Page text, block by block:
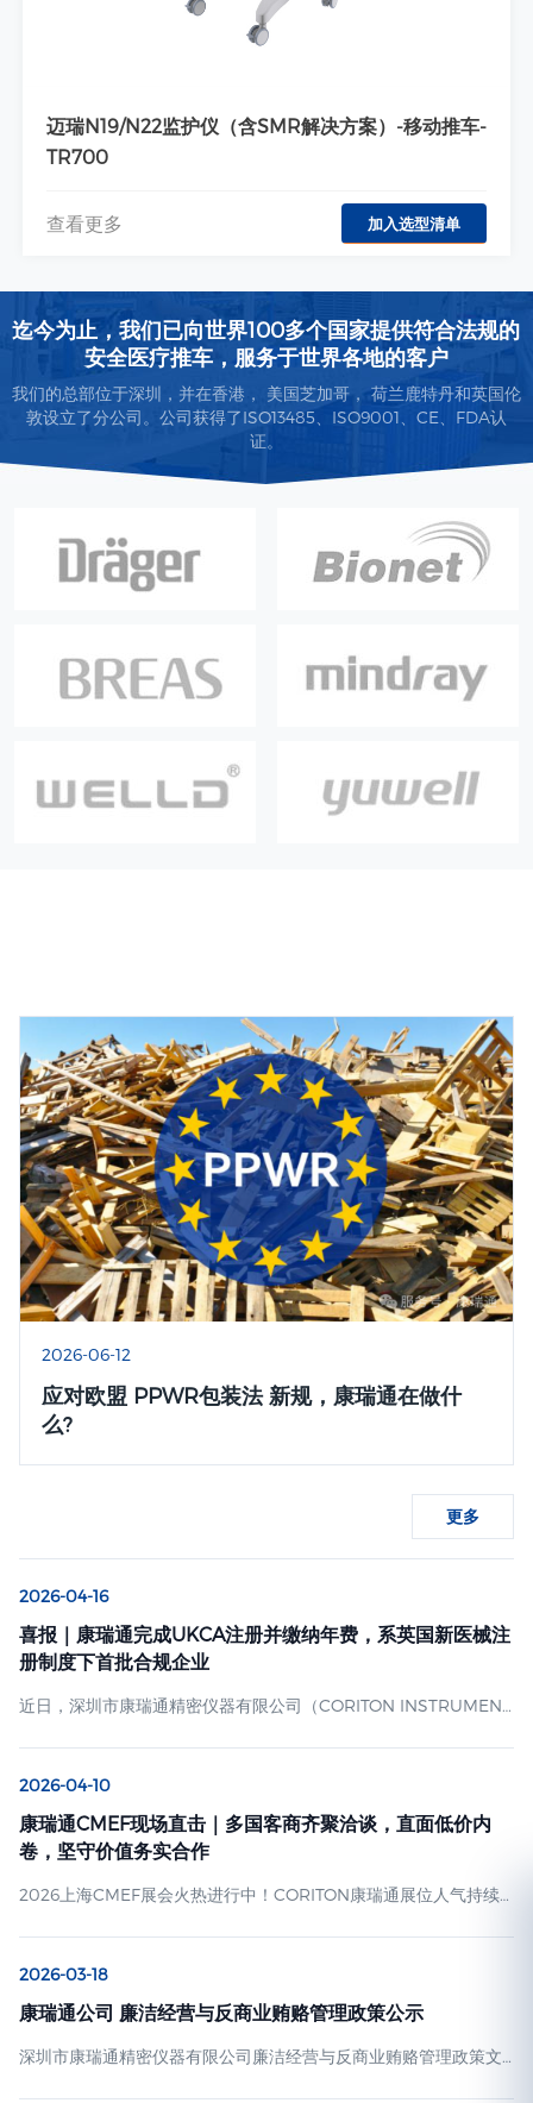
示教推车-双屏显示器/工作站推车-TR800-XX
查看更多 加入选型清单
迄今为止，我们已向世界100多个国家提供符合法规的
安全医疗推车，服务于世界各地的客户
我们的总部位于深圳，并在香港， 美国芝加哥， 荷兰鹿特丹和英国伦
敦设立了分公司。公司获得了ISO13485、ISO9001、CE、FDA认
证。
2026-06-12
应对欧盟 PPWR包装法 新规，康瑞通在做什
么?
更多
2026-04-16
喜报｜康瑞通完成UKCA注册并缴纳年费，系英国新医械注
册制度下首批合规企业
近日，深圳市康瑞通精密仪器有限公司（CORITON INSTRUMENT
（GMDN代码：65120）已成功完成英国UKCA注册，并完成年费
缴纳，成为英国新医疗器械注册制度实施后，首批完成注册与合规
缴费的中国医疗器械企业之一。 本次注册由康瑞通英国授权代表
2026-04-10
康瑞通CMEF现场直击｜多国客商齐聚洽谈，直面低价内
卷，坚守价值务实合作
2026上海CMEF展会火热进行中！CORITON康瑞通展位人气持续
扰，同步梳理出务实的经营合作思路，收获到场客户的一致认同。
五洲客商到访，现场务实畅聊合作 展会正酣，来自澳洲、美洲、非
待，细致展示各类定制医疗推车实景效果，围绕产品适配、实际采
购需求坦诚沟通对接…
2026-03-18
康瑞通公司 廉洁经营与反商业贿赂管理政策公示
深圳市康瑞通精密仪器有限公司廉洁经营与反商业贿赂管理政策文